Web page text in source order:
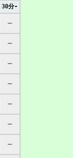
30分-
─
─
─
─
─
─
─